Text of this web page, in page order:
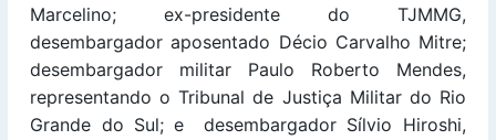
Marcelino; ex-presidente do TJMMG,
desembargador aposentado Décio Carvalho Mitre;
desembargador militar Paulo Roberto Mendes,
representando o Tribunal de Justiça Militar do Rio
Grande do Sul; e desembargador Sílvio Hiroshi,